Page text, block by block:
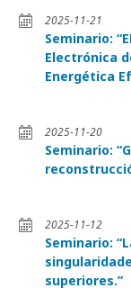
2025-11-21
Seminario:
Electrónica
Energética
2025-11-20
Seminario:
2025-11-12
Seminario:
superiores.”